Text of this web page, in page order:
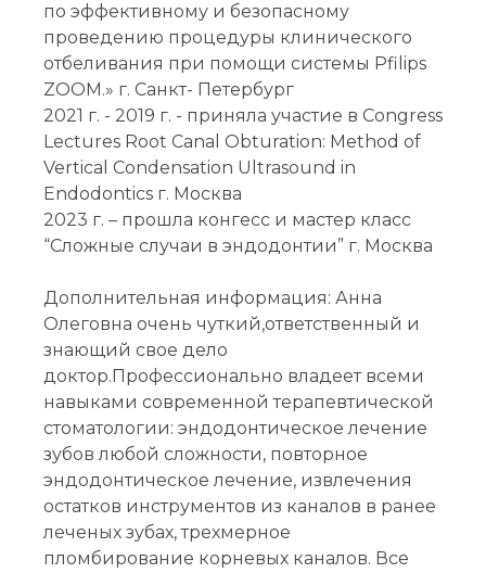
Записаться
на приём
Выберите
по эффективному и безопасному
проведению процедуры клинического
отбеливания при помощи системы Pfilips
ZOOM.» г. Санкт- Петербург
2021 г. - 2019 г. - приняла участие в Congress
Lectures Root Canal Obturation: Method of
Vertical Condensation Ultrasound in
Endodontics г. Москва
2023 г. – прошла конгесс и мастер класс
“Сложные случаи в эндодонтии” г. Москва
Дополнительная информация: Анна
Олеговна очень чуткий,ответственный и
знающий свое дело
доктор.Профессионально владеет всеми
навыками современной терапевтической
стоматологии: эндодонтическое лечение
зубов любой сложности, повторное
эндодонтическое лечение, извлечения
остатков инструментов из каналов в ранее
леченых зубах, трехмерное
пломбирование корневых каналов. Все